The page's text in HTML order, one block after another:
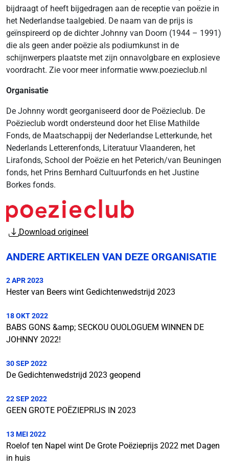
bijdraagt of heeft bijgedragen aan de receptie van poëzie in
het Nederlandse taalgebied. De naam van de prijs is
geïnspireerd op de dichter Johnny van Doorn (1944 – 1991)
die als geen ander poëzie als podiumkunst in de
schijnwerpers plaatste met zijn onnavolgbare en explosieve
voordracht. Zie voor meer informatie www.poezieclub.nl
Organisatie
De Johnny wordt georganiseerd door de Poëzieclub. De
Poëzieclub wordt ondersteund door het Elise Mathilde
Fonds, de Maatschappij der Nederlandse Letterkunde, het
Nederlands Letterenfonds, Literatuur Vlaanderen, het
Lirafonds, School der Poëzie en het Peterich/van Beuningen
fonds, het Prins Bernhard Cultuurfonds en het Justine
Borkes fonds.
Download origineel
ANDERE ARTIKELEN VAN DEZE ORGANISATIE
2 APR 2023
Hester van Beers wint Gedichtenwedstrijd 2023
18 OKT 2022
BABS GONS &amp; SECKOU OUOLOGUEM WINNEN DE
JOHNNY 2022!
30 SEP 2022
De Gedichtenwedstrijd 2023 geopend
22 SEP 2022
GEEN GROTE POËZIEPRIJS IN 2023
13 MEI 2022
Roelof ten Napel wint De Grote Poëzieprijs 2022 met Dagen
in huis